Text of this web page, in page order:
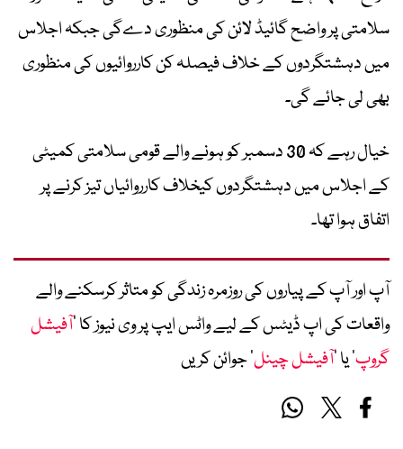
سلامتی پر واضح گائیڈ لائن کی منظوری دےگی جبکہ اجلاس
میں دہشتگردوں کے خلاف فیصلہ کن کارروائیوں کی منظوری
بھی لی جائے گی۔
خیال رہے کہ 30 دسمبر کو ہونے والے قومی سلامتی کمیٹی
کے اجلاس میں دہشتگردوں کیخلاف کارروائیاں تیز کرنے پر
اتفاق ہوا تھا۔
آپ اور آپ کے پیاروں کی روزمرہ زندگی کو متاثر کرسکنے والے
واقعات کی اپ ڈیٹس کے لیے واٹس ایپ پر وی نیوز کا ’آفیشل
گروپ‘ یا ’آفیشل چینل‘ جوائن کریں